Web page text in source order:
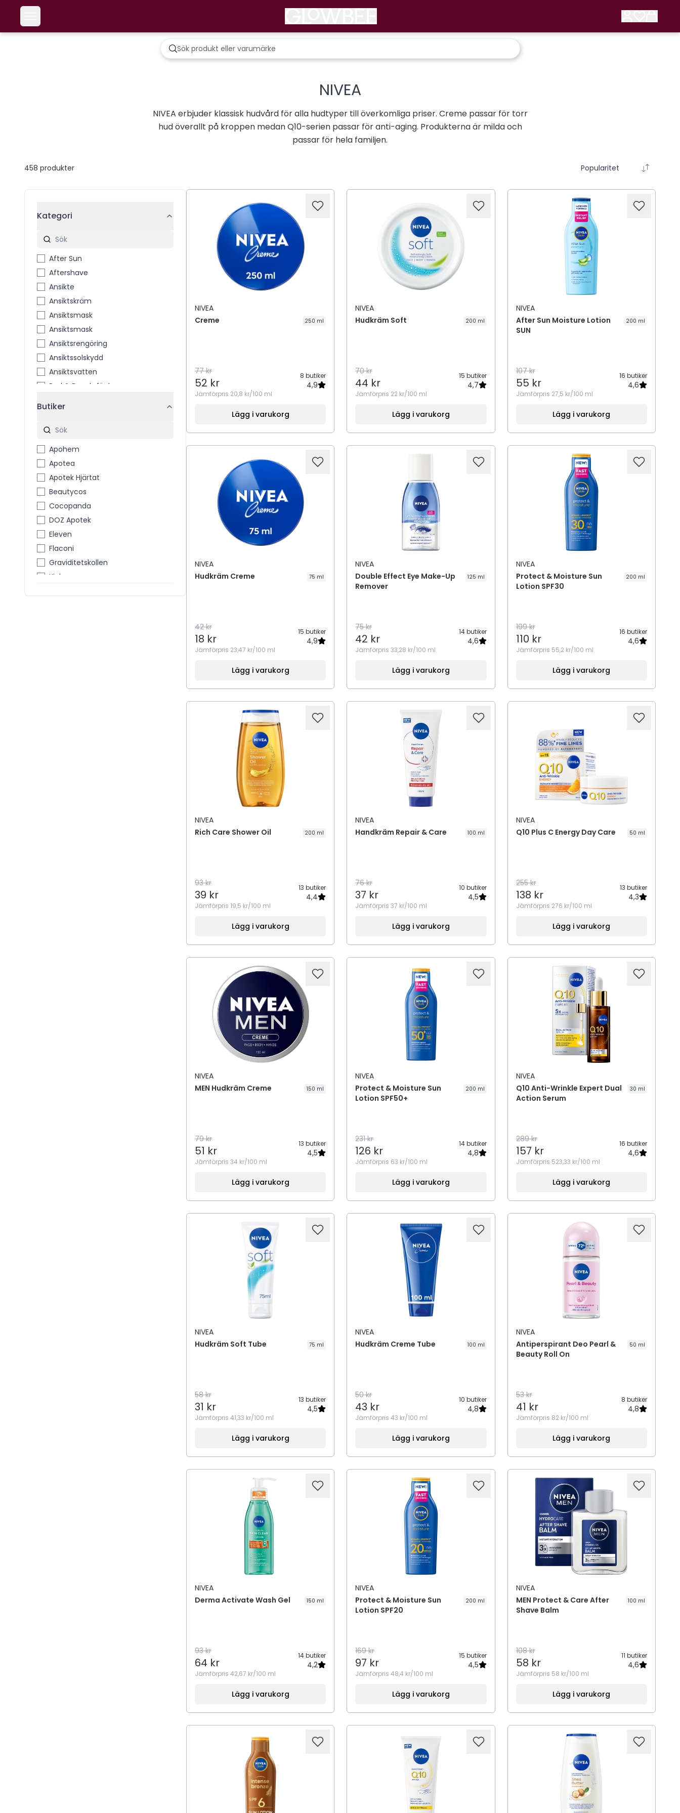
NIVEA
NIVEA erbjuder klassisk hudvård för alla hudtyper till överkomliga priser. Creme passar för torr
hud överallt på kroppen medan Q10-serien passar för anti-aging. Produkterna är milda och
passar för hela familjen.
458 produkter Popularitet
Kategori
After Sun
Aftershave
Ansikte
Ansiktskräm
Ansiktsmask
Ansiktsmask
Ansiktsrengöring
Ansiktssolskydd
Ansiktsvatten
Bad & Dusch för barn
Body Lotion
Bristningar
Brun Utan Sol
Dagkräm
Deodorant
Deodorant för män
Exfolierande Mask
Butiker
Apohem
Apotea
Apotek Hjärtat
Beautycos
Cocopanda
DOZ Apotek
Eleven
Flaconi
Graviditetskollen
Kicks
NIVEA
Creme
250 ml
77 kr
52 kr
8 butiker
4,9
Jämförpris 20,8 kr/100 ml
Lägg i varukorg
NIVEA
Hudkräm Soft
200 ml
70 kr
44 kr
15 butiker
4,7
Jämförpris 22 kr/100 ml
Lägg i varukorg
NIVEA
After Sun Moisture Lotion
SUN
200 ml
107 kr
55 kr
16 butiker
4,6
Jämförpris 27,5 kr/100 ml
Lägg i varukorg
NIVEA
Hudkräm Creme
75 ml
42 kr
18 kr
15 butiker
4,9
Jämförpris 23,47 kr/100 ml
Lägg i varukorg
NIVEA
Double Effect Eye Make-Up
Remover
125 ml
75 kr
42 kr
14 butiker
4,6
Jämförpris33,28 kr/100 ml
Lägg i varukorg
NIVEA
Protect & Moisture Sun
Lotion SPF30
200 ml
199 kr
110 kr
16 butiker
4,6
Jämförpris 55,2 kr/100 ml
Lägg i varukorg
NIVEA
Rich Care Shower Oil
200 ml
93 kr
39 kr
13 butiker
4,4
Jämförpris 19,5 kr/100 ml
Lägg i varukorg
NIVEA
Handkräm Repair & Care
100 ml
76 kr
37 kr
10 butiker
4,5
Jämförpris37 kr/100 ml
Lägg i varukorg
NIVEA
Q10 Plus C Energy Day Care
50 ml
255 kr
138 kr
13 butiker
4,3
Jämförpris 276 kr/100 ml
Lägg i varukorg
NIVEA
MEN Hudkräm Creme
150 ml
79 kr
51 kr
13 butiker
4,5
Jämförpris 34 kr/100 ml
Lägg i varukorg
NIVEA
Protect & Moisture Sun
Lotion SPF50+
200 ml
231 kr
126 kr
14 butiker
4,8
Jämförpris 63 kr/100 ml
Lägg i varukorg
NIVEA
Q10 Anti-Wrinkle Expert Dual
Action Serum
30 ml
289 kr
157 kr
16 butiker
4,6
Jämförpris 523,33 kr/100 ml
Lägg i varukorg
NIVEA
Hudkräm Soft Tube
75 ml
58 kr
31 kr
13 butiker
4,5
Jämförpris 41,33 kr/100 ml
Lägg i varukorg
NIVEA
Hudkräm Creme Tube
100 ml
50 kr
43 kr
10 butiker
4,8
Jämförpris43 kr/100 ml
Lägg i varukorg
NIVEA
Antiperspirant Deo Pearl &
Beauty Roll On
50 ml
53 kr
41 kr
8 butiker
4,8
Jämförpris 82 kr/100 ml
Lägg i varukorg
NIVEA
Derma Activate Wash Gel
150 ml
93 kr
64 kr
14 butiker
4,2
Jämförpris 42,67 kr/100 ml
Lägg i varukorg
NIVEA
Protect & Moisture Sun
Lotion SPF20
200 ml
169 kr
97 kr
15 butiker
4,5
Jämförpris48,4 kr/100 ml
Lägg i varukorg
NIVEA
MEN Protect & Care After
Shave Balm
100 ml
108 kr
58 kr
11 butiker
4,6
Jämförpris 58 kr/100 ml
Lägg i varukorg